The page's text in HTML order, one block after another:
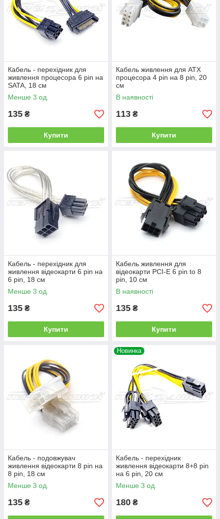
Кабель - перехідник для
живлення процесора 6 pin на
SATA, 18 см
Менше 3 од.
135 ₴
Купити
Кабель живлення для ATX
процесора 4 pin на 8 pin, 20
см
В наявності
113 ₴
Купити
Кабель - перехідник для
живлення відеокарти 6 pin на
6 pin, 18 см
Менше 3 од.
135 ₴
Купити
Кабель живлення для
відеокарти PCI-E 6 pin to 8
pin, 10 см
В наявності
135 ₴
Купити
Кабель - подовжувач
живлення відеокарти 8 pin на
8 pin, 18 см
Менше 3 од.
135 ₴
Новинка
Кабель - перехідник
живлення відеокарти 8+8 pin
на 6 pin, 20 см
Менше 3 од.
180 ₴